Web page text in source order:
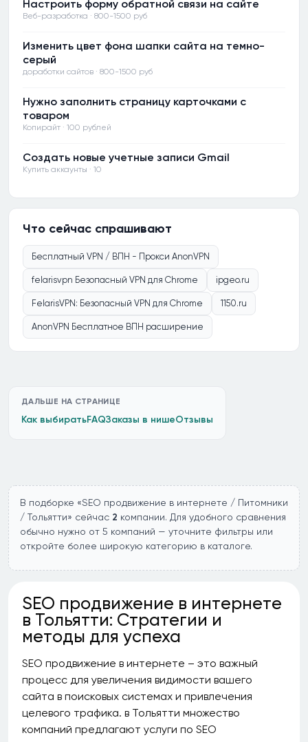
Настроить форму обратной связи на сайте
Веб-разработка · 800-1500 руб
Изменить цвет фона шапки сайта на темно-
серый
доработки сайтов · 800-1500 руб
Нужно заполнить страницу карточками с
товаром
Копирайт · 100 рублей
Создать новые учетные записи Gmail
Купить аккаунты · 10
Что сейчас спрашивают
Бесплатный VPN / ВПН - Прокси AnonVPN
felarisvpn Безопасный VPN для Chrome ipgeo.ru
FelarisVPN: Безопасный VPN для Chrome 1150.ru
AnonVPN Бесплатное ВПН расширение
ДАЛЬШЕ НА СТРАНИЦЕ
Как выбиратьFAQЗаказы в нишеОтзывы
В подборке «SEO продвижение в интернете / Питомники
/ Тольятти» сейчас 2 компании. Для удобного сравнения
обычно нужно от 5 компаний — уточните фильтры или
откройте более широкую категорию в каталоге.
SEO продвижение в интернете
в Тольятти: Стратегии и
методы для успеха
SEO продвижение в интернете – это важный
процесс для увеличения видимости вашего
сайта в поисковых системах и привлечения
целевого трафика. в Тольятти множество
компаний предлагают услуги по SEO